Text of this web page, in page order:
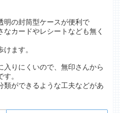
明の封筒型ケースが便利で
カードやレシートなども無く
ます。
入りにくいので、無印さんから
。
類ができるような工夫などがあ